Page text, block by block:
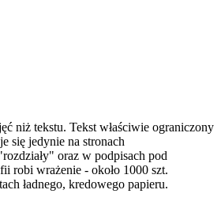
niż tekstu. Tekst właściwie ograniczony
się jedynie na stronach
oraz w podpisach pod
robi wrażenie - około 1000 szt.
ładnego, kredowego papieru.